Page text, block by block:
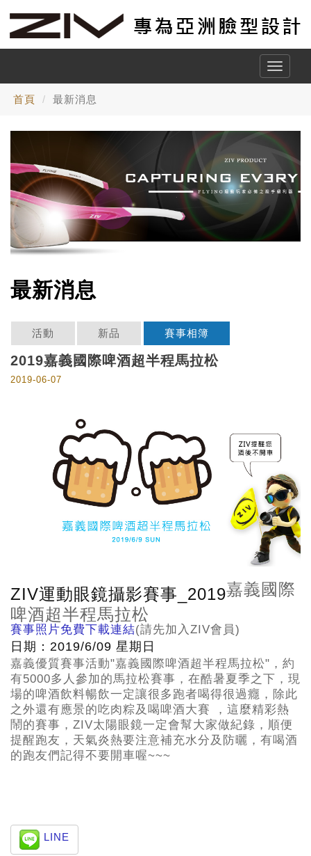
Toggle
首頁 最新消息
最新消息
活動 新品 賽事相簿
2019嘉義國際啤酒超半程馬拉松
2019-06-07
ZIV運動眼鏡攝影賽事_2019嘉義國際
啤酒超半程馬拉松
賽事照片免費下載連結(請先加入ZIV會員)
日期：2019/6/09 星期日
嘉義優質賽事活動"嘉義國際啤酒超半程馬拉松"，約
有5000多人參加的馬拉松賽事，在酷暑夏季之下，現
場的啤酒飲料暢飲一定讓很多跑者喝得很過癮，除此
之外還有應景的吃肉粽及喝啤酒大賽 ，這麼精彩熱
鬧的賽事，ZIV太陽眼鏡一定會幫大家做紀錄，順便
提醒跑友，天氣炎熱要注意補充水分及防曬，有喝酒
的跑友們記得不要開車喔~~~
LINE